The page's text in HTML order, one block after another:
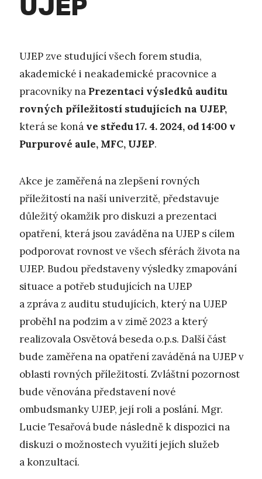
UJEP zve studující všech forem studia,
akademické i neakademické pracovnice a
pracovníky na Prezentaci výsledků auditu
rovných příležitostí studujících na UJEP,
která se koná ve středu 17. 4. 2024, od 14:00 v
Purpurové aule, MFC, UJEP.
Akce je zaměřená na zlepšení rovných
příležitostí na naší univerzitě, představuje
důležitý okamžik pro diskuzi a prezentaci
opatření, která jsou zaváděna na UJEP s cílem
podporovat rovnost ve všech sférách života na
UJEP. Budou představeny výsledky zmapování
situace a potřeb studujících na UJEP
a zpráva z auditu studujících, který na UJEP
proběhl na podzim a v zimě 2023 a který
realizovala Osvětová beseda o.p.s. Další část
bude zaměřena na opatření zaváděná na UJEP v
oblasti rovných příležitostí. Zvláštní pozornost
bude věnována představení nové
ombudsmanky UJEP, její roli a poslání. Mgr.
Lucie Tesařová bude následně k dispozici na
diskuzi o možnostech využití jejích služeb
a konzultací.